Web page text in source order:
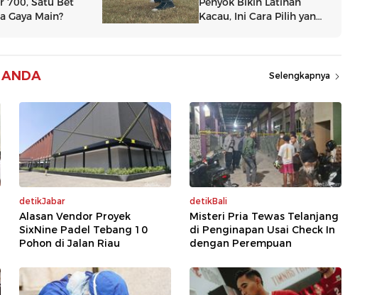
ANDA Selengkapnya
detikJabar
Alasan Vendor Proyek
SixNine Padel Tebang 10
Pohon di Jalan Riau
detikBali
Misteri Pria Tewas Telanjang
di Penginapan Usai Check In
dengan Perempuan